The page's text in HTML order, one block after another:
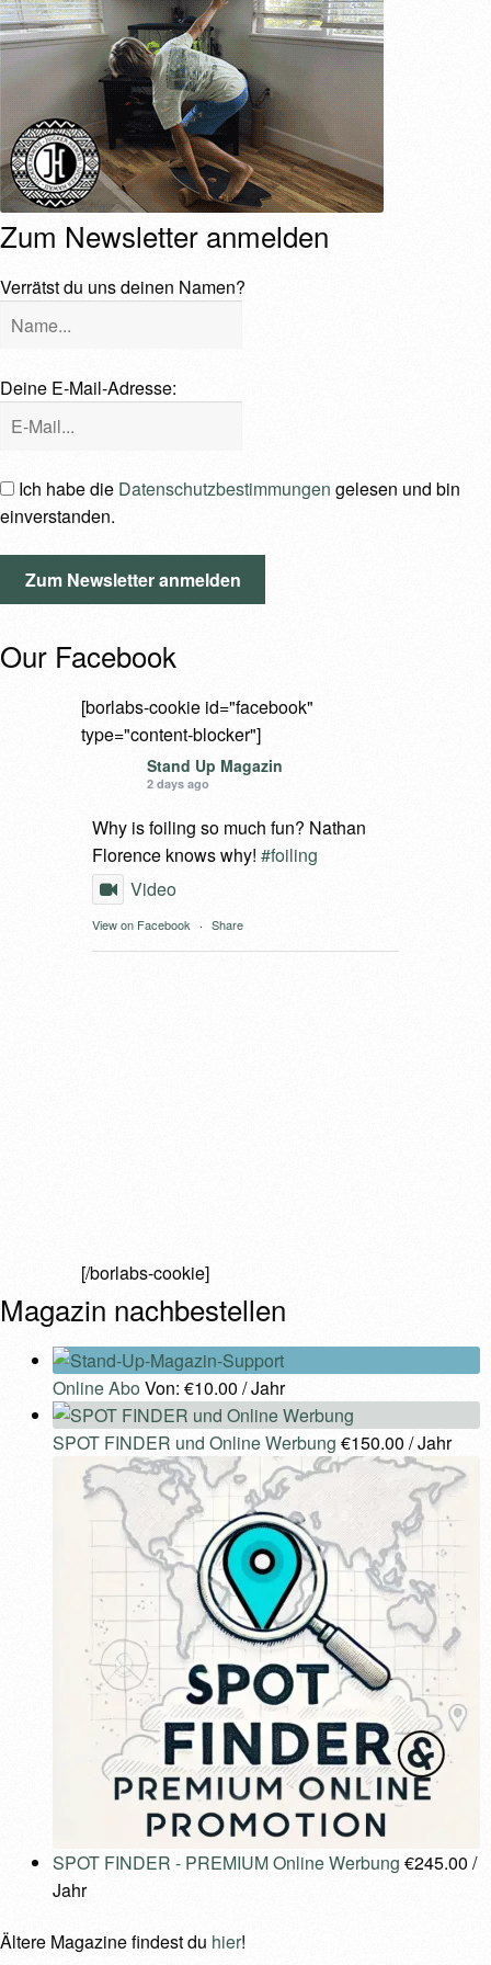
SPOT FINDER
Mein Konto
Zum Newsletter anmelden
Verrätst du uns deinen Namen?
Deine E-Mail-Adresse:
Ich habe die Datenschutzbestimmungen gelesen und bin
einverstanden.
Our Facebook
[borlabs-cookie id="facebook"
type="content-blocker"]
Stand Up Magazin
2 days ago
Why is foiling so much fun? Nathan
Florence knows why! #foiling
Video
View on Facebook · Share
[/borlabs-cookie]
Magazin nachbestellen
Online AboVon: €10.00/ Jahr
SPOT FINDER und Online Werbung €150.00 / Jahr
SPOT FINDER - PREMIUM Online Werbung €245.00 /
Jahr
Ältere Magazine findest du hier!